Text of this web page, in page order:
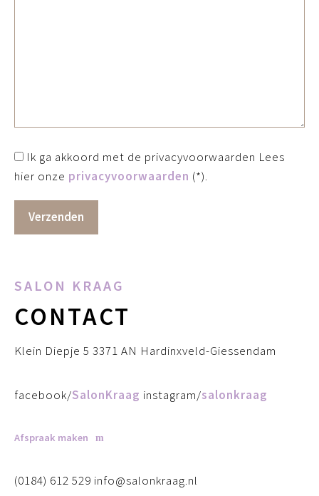
Ik ga akkoord met de privacyvoorwaarden Lees
hier onze privacyvoorwaarden (*).
SALON KRAAG
CONTACT
Klein Diepje 5 3371 AN Hardinxveld-Giessendam
facebook/SalonKraag instagram/salonkraag
Afspraak maken
(0184) 612 529 info@salonkraag.nl